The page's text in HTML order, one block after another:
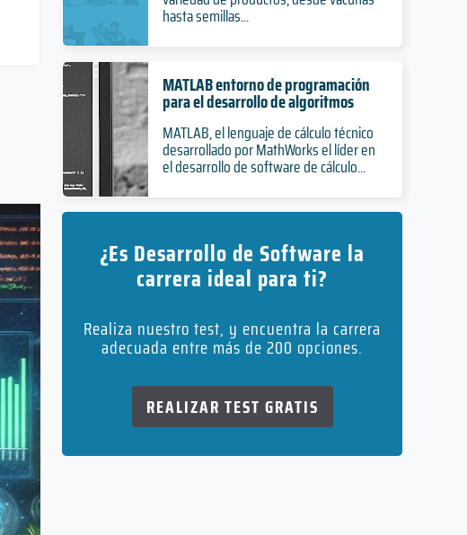
hasta semillas...
MATLAB entorno de programación
para el desarrollo de algoritmos
MATLAB, el lenguaje de cálculo técnico
desarrollado por MathWorks el líder en
el desarrollo de software de cálculo...
¿Es Desarrollo de Software la
carrera ideal para ti?
Realiza nuestro test, y encuentra la carrera
adecuada entre más de 200 opciones.
REALIZAR TEST GRATIS